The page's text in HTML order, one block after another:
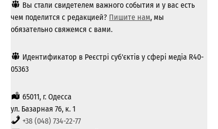
Вы стали свидетелем важного события и у вас есть
чем поделится с редакцией? Пишите нам, мы
обязательно свяжемся с вами.
Идентификатор в Реєстрі суб'єктів у сфері медіа R40-
05363
65011, г. Одесса
ул. Базарная 76, к. 1
+38 (048) 734-22-77